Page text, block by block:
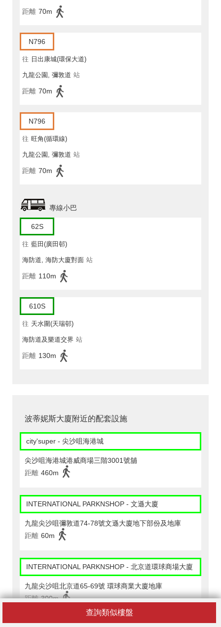
查詢類似樓盤
距離 70m
N796
往 日出康城(環保大道)
九龍公園, 彌敦道 站
距離 70m
N796
往 旺角(循環線)
九龍公園, 彌敦道 站
距離 70m
專線小巴
62S
往 藍田(廣田邨)
海防道, 海防大廈對面 站
距離 110m
610S
往 天水圍(天瑞邨)
海防道及樂道交界 站
距離 130m
波蒂妮斯大廈附近的配套設施
city'super - 尖沙咀海港城
尖沙咀海港城港威商場三階3001號舖
距離 460m
INTERNATIONAL PARKNSHOP - 文遜大廈
九龍尖沙咀彌敦道74-78號文遜大廈地下部份及地庫
距離 60m
INTERNATIONAL PARKNSHOP - 北京道環球商場大廈
九龍尖沙咀北京道65-69號 環球商業大廈地庫
距離 300m